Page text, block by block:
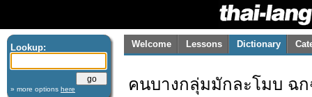
Lookup:
» more options here
Welcome Lessons Dictionary
คนบางกลุ่มมักละโมบ ฉ